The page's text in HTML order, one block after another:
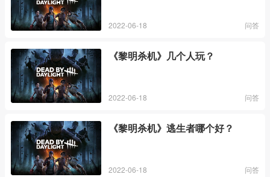
2022-06-18 问答
《黎明杀机》几个人玩？
2022-06-18 问答
《黎明杀机》逃生者哪个好？
2022-06-18 问答